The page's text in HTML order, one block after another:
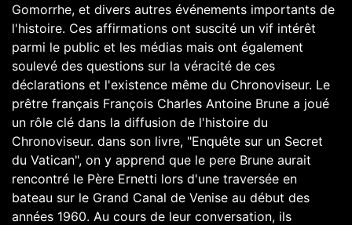
Gomorrhe, et divers autres événements importants de
l'histoire. Ces affirmations ont suscité un vif intérêt
parmi le public et les médias mais ont également
soulevé des questions sur la véracité de ces
déclarations et l'existence même du Chronoviseur. Le
prêtre français François Charles Antoine Brune a joué
un rôle clé dans la diffusion de l'histoire du
Chronoviseur. dans son livre, "Enquête sur un Secret
du Vatican", on y apprend que le pere Brune aurait
rencontré le Père Ernetti lors d'une traversée en
bateau sur le Grand Canal de Venise au début des
années 1960. Au cours de leur conversation, ils